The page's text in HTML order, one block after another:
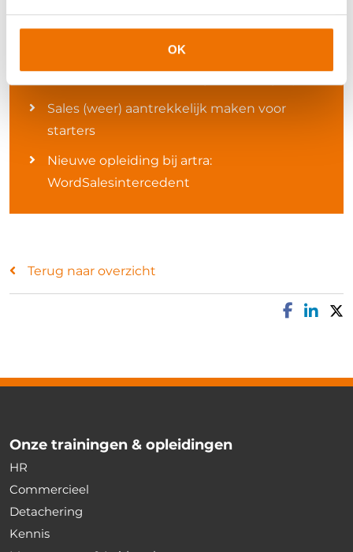
OK
Relevante artikelen
Waar zit jouw commerciële kracht?
Sales (weer) aantrekkelijk maken voor
starters
Nieuwe opleiding bij artra:
WordSalesintercedent
Terug naar overzicht
Onze trainingen & opleidingen
HR
Commercieel
Detachering
Kennis